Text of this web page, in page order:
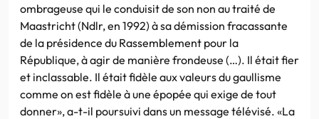
ombrageuse qui le conduisit de son non au traité de
Maastricht (Ndlr, en 1992) à sa démission fracassante
de la présidence du Rassemblement pour la
République, à agir de manière frondeuse (…). Il était fier
et inclassable. Il était fidèle aux valeurs du gaullisme
comme on est fidèle à une épopée qui exige de tout
donner», a-t-il poursuivi dans un message télévisé. «La